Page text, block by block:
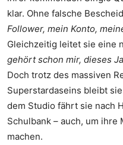
klar. Ohne falsche
Follower, mein Konto,
Gleichzeitig leitet sie eine
gehört schon mir, dieses
Doch trotz des massiven
Superstardaseins bleibt
dem Studio fährt sie nach
Schulbank – auch, um
machen.